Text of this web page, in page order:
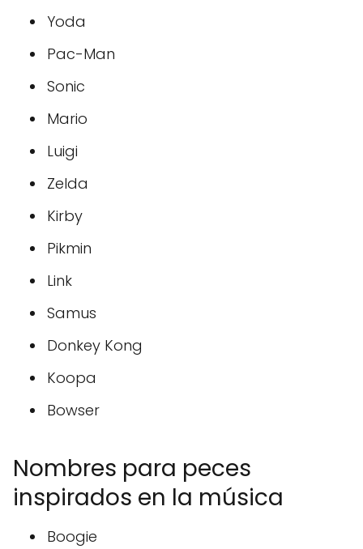
Yoda
Pac-Man
Sonic
Mario
Luigi
Zelda
Kirby
Pikmin
Link
Samus
Donkey Kong
Koopa
Bowser
Nombres para peces
inspirados en la música
Boogie